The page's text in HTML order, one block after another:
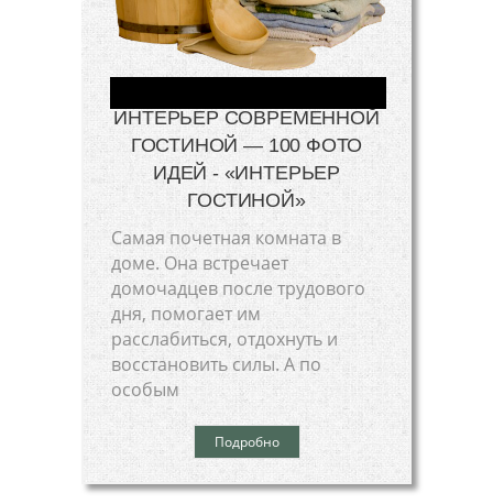
ИНТЕРЬЕР СОВРЕМЕННОЙ
ГОСТИНОЙ — 100 ФОТО
ИДЕЙ - «ИНТЕРЬЕР
ГОСТИНОЙ»
Самая почетная комната в
доме. Она встречает
домочадцев после трудового
дня, помогает им
расслабиться, отдохнуть и
восстановить силы. А по
особым
Подробно